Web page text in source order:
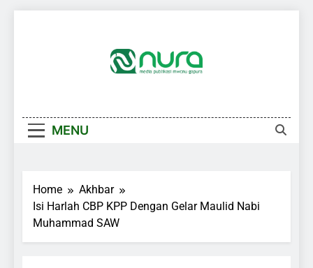
MENU
Home
Akhbar
Isi Harlah CBP KPP Dengan Gelar Maulid Nabi
Muhammad SAW